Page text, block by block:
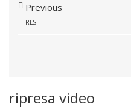
Previous
RLS
ripresa video